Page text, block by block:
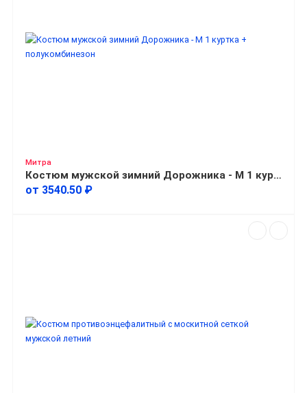
Митра
Костюм мужской зимний Дорожника - М 1 куртка + полукомбинезон
от 3540.50 ₽